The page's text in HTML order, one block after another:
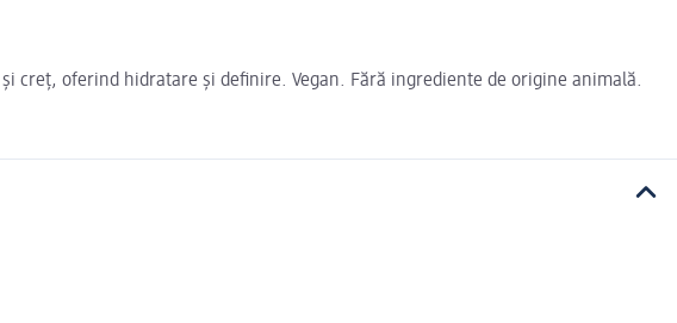
creț, oferind hidratare și definire. Vegan. Fără ingrediente de origine animală.